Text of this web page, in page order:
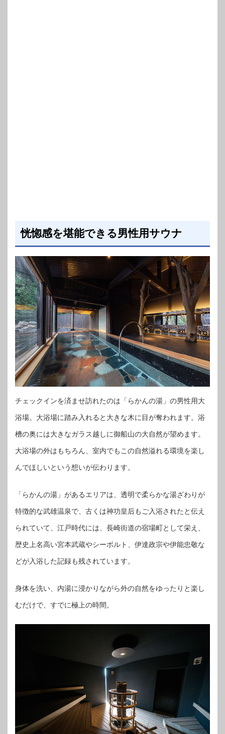
恍惚感を堪能できる男性用サウナ
チェックインを済ませ訪れたのは「らかんの湯」の男性用大
浴場。大浴場に踏み入れると大きな木に目が奪われます。浴
槽の奥には大きなガラス越しに御船山の大自然が望めます。
大浴場の外はもちろん、室内でもこの自然溢れる環境を楽し
んでほしいという想いが伝わります。
「らかんの湯」があるエリアは、透明で柔らかな湯ざわりが
特徴的な武雄温泉で、古くは神功皇后もご入浴されたと伝え
られていて、江戸時代には、長崎街道の宿場町として栄え、
歴史上名高い宮本武蔵やシーボルト、伊達政宗や伊能忠敬な
どが入浴した記録も残されています。
身体を洗い、内湯に浸かりながら外の自然をゆったりと楽し
むだけで、すでに極上の時間。